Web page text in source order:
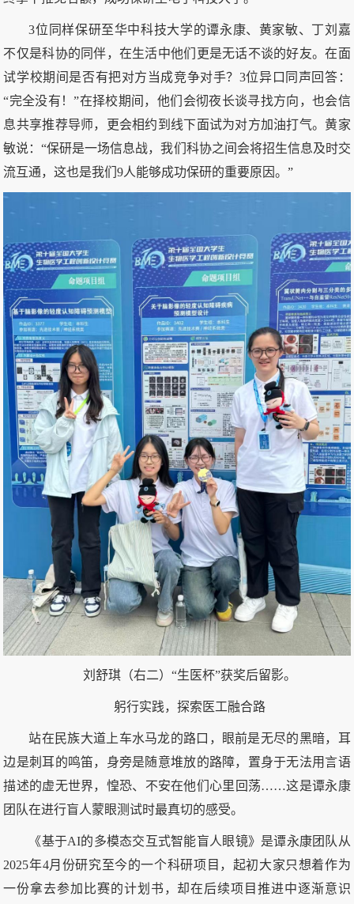
3位同样保研至华中科技大学的谭永康、黄家敏、丁刘嘉
不仅是科协的同伴，在生活中他们更是无话不谈的好友。在面
试学校期间是否有把对方当成竞争对手？3位异口同声回答：
“完全没有！”在择校期间，他们会彻夜长谈寻找方向，也会信
息共享推荐导师，更会相约到线下面试为对方加油打气。黄家
敏说：“保研是一场信息战，我们科协之间会将招生信息及时交
流互通，这也是我们9人能够成功保研的重要原因。”
刘舒琪（右二）“生医杯”获奖后留影。
躬行实践，探索医工融合路
站在民族大道上车水马龙的路口，眼前是无尽的黑暗，耳
边是刺耳的鸣笛，身旁是随意堆放的路障，置身于无法用言语
描述的虚无世界，惶恐、不安在他们心里回荡……这是谭永康
团队在进行盲人蒙眼测试时最真切的感受。
《基于AI的多模态交互式智能盲人眼镜》是谭永康团队从
2025年4月份研究至今的一个科研项目，起初大家只想着作为
一份拿去参加比赛的计划书，却在后续项目推进中逐渐意识